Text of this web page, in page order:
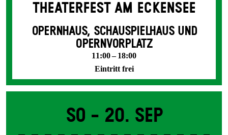
THEATERFEST AM ECKENSEE
OPERNHAUS, SCHAUSPIELHAUS UND
OPERNVORPLATZ
11:00 – 18:00
Eintritt frei
So - 20. Sep